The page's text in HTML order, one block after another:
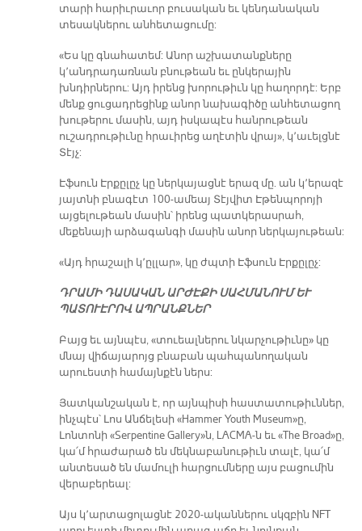
տարի հարիւրաւոր բուսական եւ կենդանական
տեսակներու անհետացումը:
«Ես կը գնահատեմ: Անոր աշխատանքները
կ՚անդրադառնան բնութեան եւ ընկերային
խնդիրներու: Այդ իրենց խորութիւն կը հաղորդէ: Երբ
մենք ցուցադրեցինք անոր նախագիծը անհետացող
խութերու մասին, այդ իսկապէս հանրութեան
ուշադրութիւնը հրաւիրեց աղէտին վրայ», կ՚աւելցնէ
Տէյչ:
Էֆսուն Էրքըլըչ կը ներկայացնէ երազ մը. ան կ՚երազէ
յայտնի բնագէտ 100-ամեայ Տէյվիտ Էթենպորոյի
այցելութեան մասին՝ իրենց պատկերասրահ,
մեքենայի արձագանգի մասին անոր ներկայութեան:
«Այդ հրաշալի կ՚ըլլար», կը ժպտի Էֆսուն Էրքըլըչ:
ԴՐԱՄԻ ԴԱՍԱԿԱՆ ԱՐԺԷՔԻ ՍԱՀՄԱՆՈՒՄ ԵՒ
ՊԱՏՈՒԷՐՈՎ ԱՊՐԱՆՔՆԵՐ
Բայց եւ այնպէս, «տուեալներու նկարչութիւնը» կը
մնայ վիճայարոյց բնաբան պահպանողական
արուեստի համայնքէն ներս:
Յատկանշական է, որ այնպիսի հաստատութիւններ,
ինչպէս՝ Լոս Անճելեսի «Hammer Youth Museum»ը,
Լոնտոնի «Serpentine Gallery»ն, LACMA-ն եւ «The Broad»ը,
կա՛մ հրաժարած են մեկնաբանութիւն տալէ, կա՛մ
անտեսած են մամուլի հարցումները այս բացումին
վերաբերեալ:
Այս կ՚արտացոլացնէ 2020-ականներու սկզբին NFT